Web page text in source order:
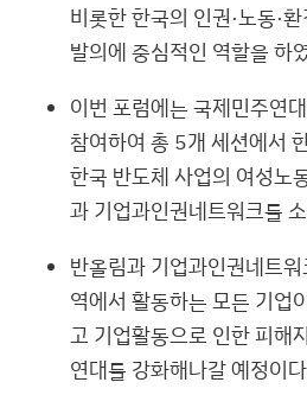
비롯한 한국의 인권·노동·
발의에 중심적인 역할을 하
이번 포럼에는 국제민주연
참여하여 총 5개 세션에서
한국 반도체 사업의 여성노
과 기업과인권네트워크를
반올림과 기업과인권네트
역에서 활동하는 모든 기업
고 기업활동으로 인한 피해
연대를 강화해나갈 예정이